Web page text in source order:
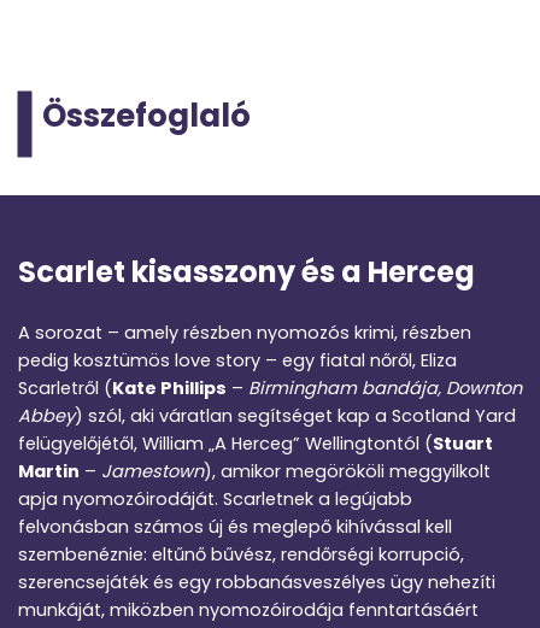
Összefoglaló
Scarlet kisasszony és a Herceg
A sorozat – amely részben nyomozós krimi, részben
pedig kosztümös love story – egy fiatal nőről, Eliza
Scarletről (Kate Phillips – Birmingham bandája, Downton
Abbey) szól, aki váratlan segítséget kap a Scotland Yard
felügyelőjétől, William „A Herceg” Wellingtontól (Stuart
Martin – Jamestown), amikor megörököli meggyilkolt
apja nyomozóirodáját. Scarletnek a legújabb
felvonásban számos új és meglepő kihívással kell
szembenéznie: eltűnő bűvész, rendőrségi korrupció,
szerencsejáték és egy robbanásveszélyes ügy nehezíti
munkáját, miközben nyomozóirodája fenntartásáért